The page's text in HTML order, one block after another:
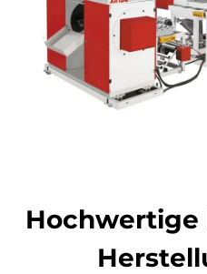
Hochwertige